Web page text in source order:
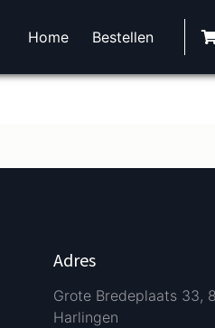
Home Bestellen
Adres
Grote Bredeplaats 33,
Harlingen